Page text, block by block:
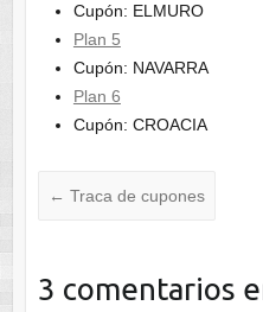
Cupón: ELMURO
Plan 5
Cupón: NAVARRA
Plan 6
Cupón: CROACIA
← Traca de cupones
3 comentarios